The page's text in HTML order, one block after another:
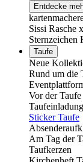
Entdecke
Sissi Rasche
Sternzeichen
Taufe
Neue
Rund um die
Vor der Taufe
Sticker Taufe
Am Tag der
Taufkerzen